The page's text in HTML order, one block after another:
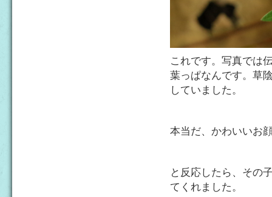
これです。写真では
葉っぱなんです。草
していました。
本当だ、かわいいお
と反応したら、その
てくれました。